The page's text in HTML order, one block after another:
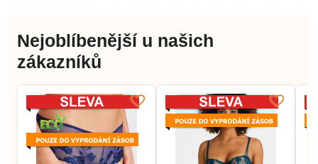
Nejoblíbenější u našich
zákazníků